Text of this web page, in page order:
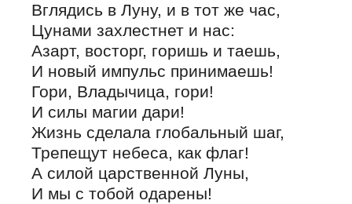
Вглядись в Луну, и в тот же час,
Цунами захлестнет и нас:
Азарт, восторг, горишь и таешь,
И новый импульс принимаешь!
Гори, Владычица, гори!
И силы магии дари!
Жизнь сделала глобальный шаг,
Трепещут небеса, как флаг!
А силой царственной Луны,
И мы с тобой одарены!